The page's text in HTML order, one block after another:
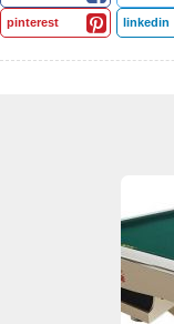
pinterest linkedin